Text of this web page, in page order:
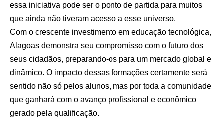
essa iniciativa pode ser o ponto de partida para muitos
que ainda não tiveram acesso a esse universo.
Com o crescente investimento em educação tecnológica,
Alagoas demonstra seu compromisso com o futuro dos
seus cidadãos, preparando-os para um mercado global e
dinâmico. O impacto dessas formações certamente será
sentido não só pelos alunos, mas por toda a comunidade
que ganhará com o avanço profissional e econômico
gerado pela qualificação.